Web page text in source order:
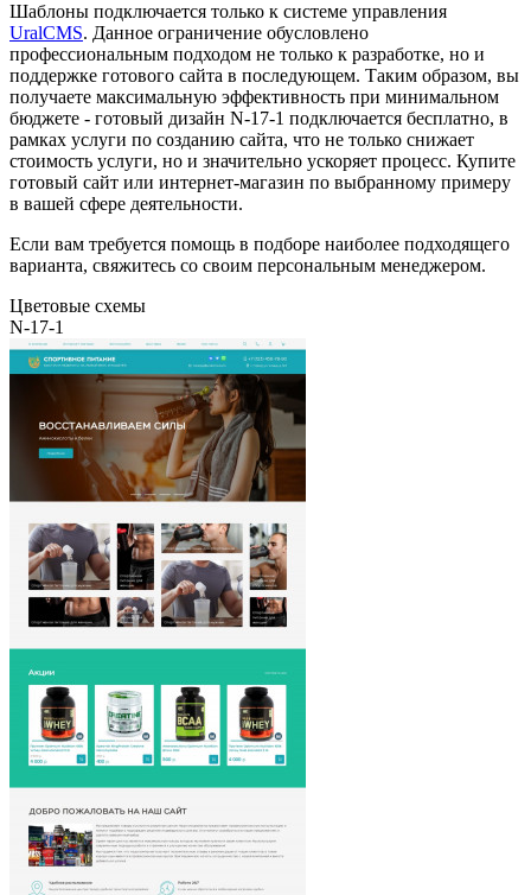
Шаблоны подключается только к системе управления
UralCMS. Данное ограничение обусловлено
профессиональным подходом не только к разработке, но и
поддержке готового сайта в последующем. Таким образом, вы
получаете максимальную эффективность при минимальном
бюджете - готовый дизайн N-17-1 подключается бесплатно, в
рамках услуги по созданию сайта, что не только снижает
стоимость услуги, но и значительно ускоряет процесс. Купите
готовый сайт или интернет-магазин по выбранному примеру
в вашей сфере деятельности.
Если вам требуется помощь в подборе наиболее подходящего
варианта, свяжитесь со своим персональным менеджером.
Цветовые схемы
N-17-1